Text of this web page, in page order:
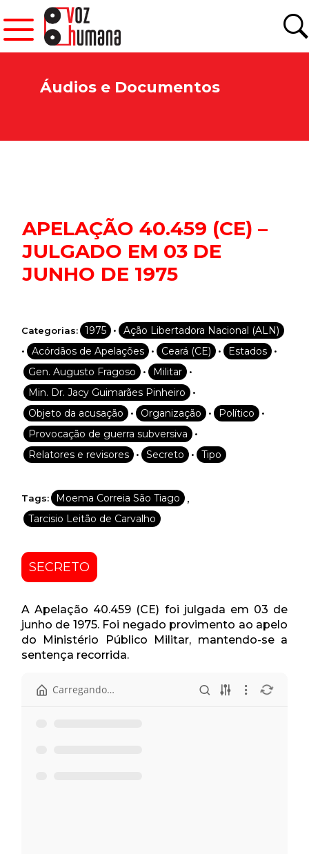
Áudios e Documentos
APELAÇÃO 40.459 (CE) –
JULGADO EM 03 DE
JUNHO DE 1975
Categorias: 1975 • Ação Libertadora Nacional (ALN)
• Acórdãos de Apelações • Ceará (CE) • Estados •
Gen. Augusto Fragoso • Militar •
Min. Dr. Jacy Guimarães Pinheiro •
Objeto da acusação • Organização • Político •
Provocação de guerra subversiva •
Relatores e revisores • Secreto • Tipo
Tags: Moema Correia São Tiago ,
Tarcisio Leitão de Carvalho
SECRETO
A Apelação 40.459 (CE) foi julgada em 03 de
junho de 1975. Foi negado provimento ao apelo
do Ministério Público Militar, mantendo-se a
sentença recorrida.
Início